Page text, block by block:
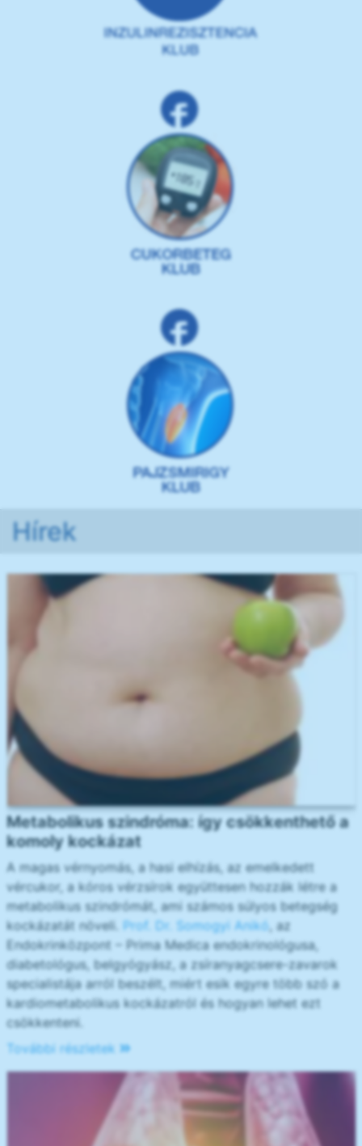
Hírek
Metabolikus szindróma: így csökkenthető a
komoly kockázat
A magas vérnyomás, a hasi elhízás, az emelkedett
vércukor, a kóros vérzsírok együttesen hozzák létre a
metabolikus szindrómát, ami számos súlyos betegség
kockázatát növeli. Prof. Dr. Somogyi Anikó, az
Endokrinközpont – Prima Medica endokrinológusa,
diabetológus, belgyógyász, a zsíranyagcsere-zavarok
specialistája arról beszélt, miért esik egyre több szó a
kardiometabolikus kockázatról és hogyan lehet ezt
csökkenteni.
További részletek